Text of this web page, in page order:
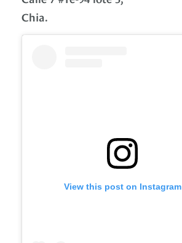
Chia.
View this post on Instagram